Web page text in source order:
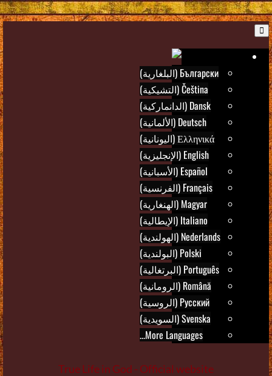
Български (البلغارية)
Čeština (التشيكية)
Dansk (الدانماركية)
Deutsch (الألمانية)
Ελληνικά (اليونانية)
English (الإنجليزية)
Español (الأسبانية)
Français (الفرنسية)
Magyar (الهنغارية)
Italiano (الإيطالية)
Nederlands (الهولندية)
Polski (البولندية)
Português (البرتغالية)
Română (الرومانية)
Русский (الروسية)
Svenska (السويدية)
More Languages...
True Life in God - Official website